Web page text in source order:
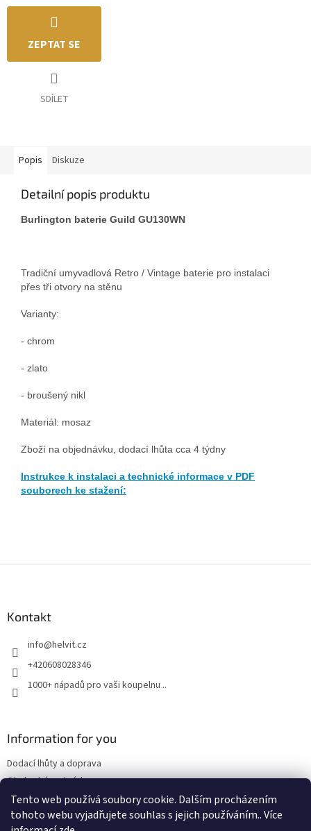
Tento web používá soubory cookie. Dalším procházením
tohoto webu vyjadřujete souhlas s jejich používáním.. Více
ZEPTAT SE
SDÍLET
Popis Diskuze
Detailní popis produktu
Burlington baterie Guild GU130WN
Tradiční umyvadlová Retro / Vintage baterie pro instalaci
přes tři otvory na stěnu
Varianty:
- chrom
- zlato
- broušený nikl
Materiál: mosaz
Zboží na objednávku, dodací lhůta cca 4 týdny
Instrukce k instalaci a technické informace v PDF
souborech ke stažení:
Kontakt
info@helvit.cz
+420608028346
1000+ nápadů pro vaši koupelnu ..
Information for you
Dodací lhůty a doprava
Obchodní podmínky